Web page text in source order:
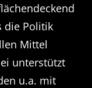
die Politik
Mittel
unterstützt
u.a. mit